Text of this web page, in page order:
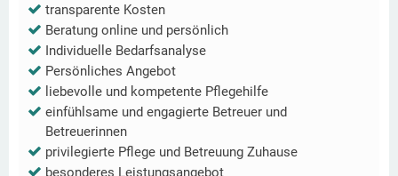
transparente Kosten
Beratung online und persönlich
Individuelle Bedarfsanalyse
Persönliches Angebot
liebevolle und kompetente Pflegehilfe
einfühlsame und engagierte Betreuer und
Betreuerinnen
privilegierte Pflege und Betreuung Zuhause
besonderes Leistungsangebot